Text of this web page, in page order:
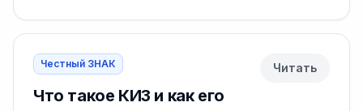
Честный ЗНАК
Что такое КИЗ и как его
Читать